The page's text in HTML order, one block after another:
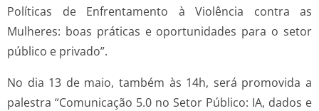
Políticas de Enfrentamento à Violência contra as
Mulheres: boas práticas e oportunidades para o setor
público e privado”.
No dia 13 de maio, também às 14h, será promovida a
palestra “Comunicação 5.0 no Setor Público: IA, dados e